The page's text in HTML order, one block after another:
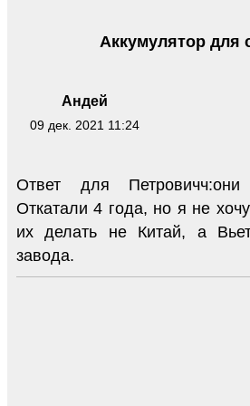
Андей
09 дек. 2021 11:24
Аккумулятор для
Ответ для
Откатали 4 года, но я не
их делать не Китай, а
завода.